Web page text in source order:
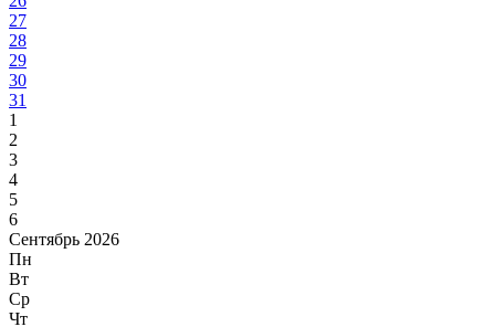
27
28
29
30
31
1
2
3
4
5
6
Сентябрь 2026
Пн
Вт
Ср
Чт